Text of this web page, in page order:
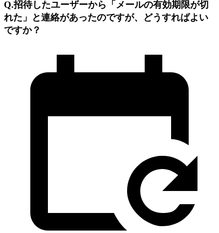
Q.招待したユーザーから「メールの有効期限が切
れた」と連絡があったのですが、どうすればよい
ですか？